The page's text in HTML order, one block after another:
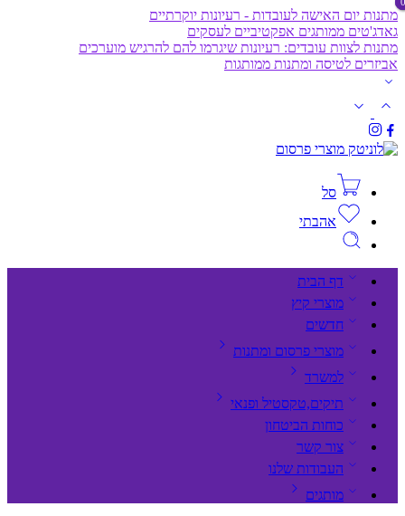
מתנות יום האישה לעובדות - רעיונות יוקרתיים
גאדג'טים ממותגים אפקטיביים לעסקים
מתנות לצוות עובדים: רעיונות שיגרמו להם להרגיש מוערכים
אביזרים לטיסה ומתנות ממותגות
סל
אהבתי
דף הבית
מוצרי קיץ
חדשים
מוצרי פרסום ומתנות
למשרד
תיקים,טקסטיל ופנאי
כוחות הביטחון
צור קשר
העבודות שלנו
מותגים